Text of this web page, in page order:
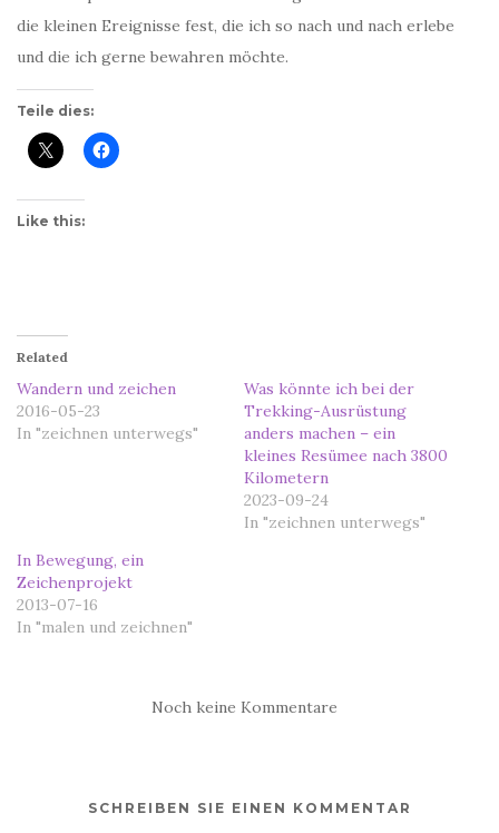
die kleinen Ereignisse fest, die ich so nach und nach erlebe
und die ich gerne bewahren möchte.
Teile dies:
Like this:
Related
Wandern und zeichen
2016-05-23
In "zeichnen unterwegs"
Was könnte ich bei der
Trekking-Ausrüstung
anders machen – ein
kleines Resümee nach 3800
Kilometern
2023-09-24
In "zeichnen unterwegs"
In Bewegung, ein
Zeichenprojekt
2013-07-16
In "malen und zeichnen"
Noch keine Kommentare
SCHREIBEN SIE EINEN KOMMENTAR